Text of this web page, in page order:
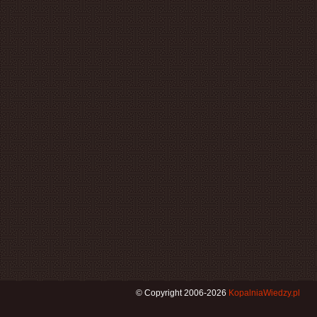
© Copyright 2006-2026 KopalniaWiedzy.pl